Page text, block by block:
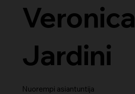
Veronica
Jardini
Nuorempi asiantuntija